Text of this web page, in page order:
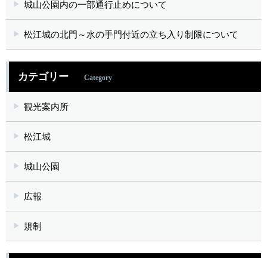
城山公園内の一部通行止めについて
松江城の北門～水の手門付近の立ち入り制限について
カテゴリー Category
観光案内所
松江城
城山公園
広報
規制